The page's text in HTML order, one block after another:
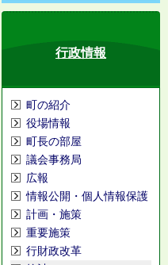
行政情報
町の紹介
役場情報
町長の部屋
議会事務局
広報
情報公開・個人情報保護
計画・施策
重要施策
行財政改革